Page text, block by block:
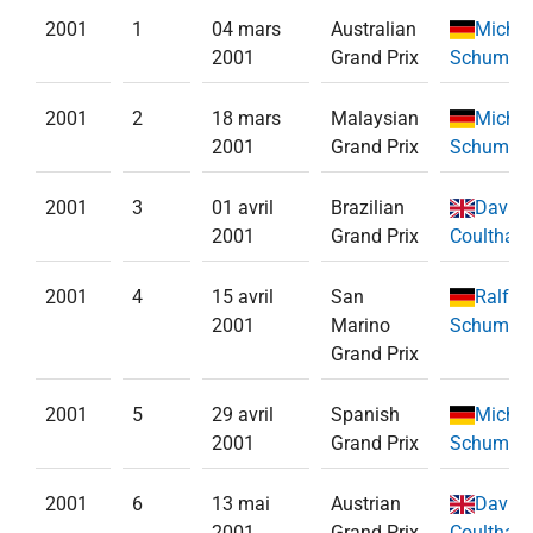
2001 1
04 mars
2001
Australian
Grand Prix
2001 2
18 mars
2001
Malaysian
Grand Prix
2001 3
01 avril
2001
Brazilian
Grand Prix
David
Coulthard
2001 4
15 avril
2001
San
Marino
Grand Prix
Ralf
2001 5
29 avril
2001
Spanish
Grand Prix
2001 6
13 mai
Austrian
David